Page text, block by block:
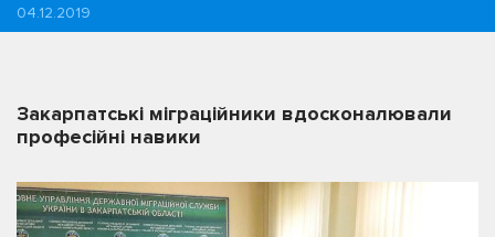
04.12.2019
Закарпатські міграційники вдосконалювали
професійні навики